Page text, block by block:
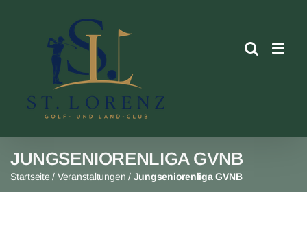
JUNGSENIORENLIGA GVNB
Startseite / Veranstaltungen / Jungseniorenliga GVNB